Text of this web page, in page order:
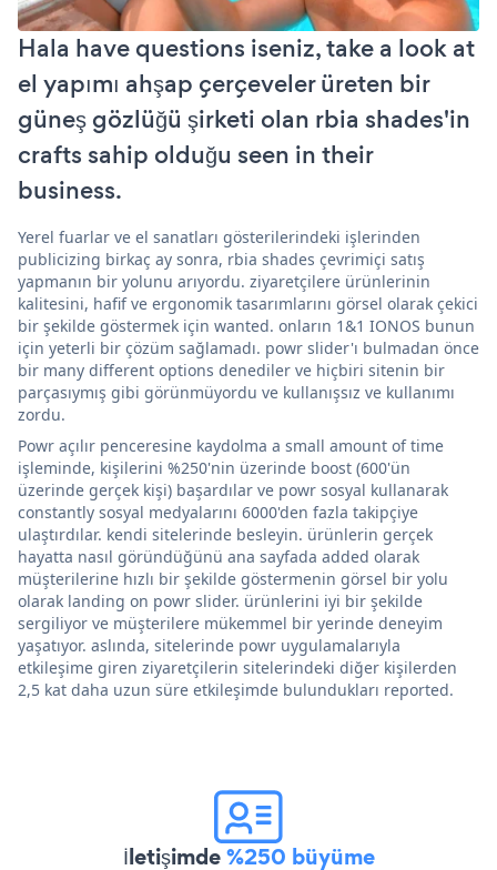
Hala have questions iseniz, take a look at
el yapımı ahşap çerçeveler üreten bir
güneş gözlüğü şirketi olan rbia shades'in
crafts sahip olduğu seen in their
business.
Yerel fuarlar ve el sanatları gösterilerindeki işlerinden
publicizing birkaç ay sonra, rbia shades çevrimiçi satış
yapmanın bir yolunu arıyordu. ziyaretçilere ürünlerinin
kalitesini, hafif ve ergonomik tasarımlarını görsel olarak çekici
bir şekilde göstermek için wanted. onların 1&1 IONOS bunun
için yeterli bir çözüm sağlamadı. powr slider'ı bulmadan önce
bir many different options denediler ve hiçbiri sitenin bir
parçasıymış gibi görünmüyordu ve kullanışsız ve kullanımı
zordu.
Powr açılır penceresine kaydolma a small amount of time
işleminde, kişilerini %250'nin üzerinde boost (600'ün
üzerinde gerçek kişi) başardılar ve powr sosyal kullanarak
constantly sosyal medyalarını 6000'den fazla takipçiye
ulaştırdılar. kendi sitelerinde besleyin. ürünlerin gerçek
hayatta nasıl göründüğünü ana sayfada added olarak
müşterilerine hızlı bir şekilde göstermenin görsel bir yolu
olarak landing on powr slider. ürünlerini iyi bir şekilde
sergiliyor ve müşterilere mükemmel bir yerinde deneyim
yaşatıyor. aslında, sitelerinde powr uygulamalarıyla
etkileşime giren ziyaretçilerin sitelerindeki diğer kişilerden
2,5 kat daha uzun süre etkileşimde bulundukları reported.
İletişimde%250 büyüme